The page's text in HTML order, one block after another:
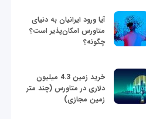
آیا ورود ایرانیان به دنیای
متاورس امکان‌پذیر است؟
چگونه؟
خرید زمین 4.3 میلیون
دلاری در متاورس (چند متر
زمین مجازی)